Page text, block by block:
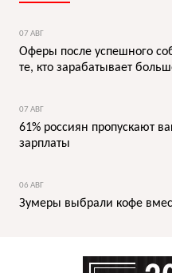
07 АВГ
Оферы после успешного
те, кто зарабатывает
07 АВГ
61% россиян пропускают
зарплаты
06 АВГ
Зумеры выбрали кофе